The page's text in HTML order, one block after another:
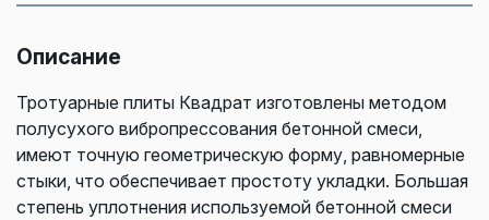
Описание
Тротуарные плиты Квадрат изготовлены методом
полусухого вибропрессования бетонной смеси,
имеют точную геометрическую форму, равномерные
стыки, что обеспечивает простоту укладки. Большая
степень уплотнения используемой бетонной смеси